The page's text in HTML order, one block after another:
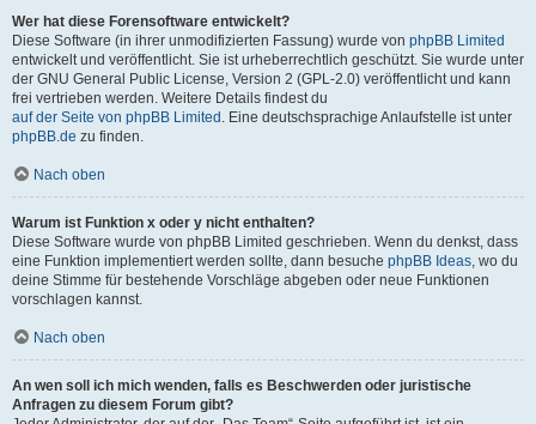
Wer hat diese Forensoftware entwickelt?
Diese Software (in ihrer unmodifizierten Fassung) wurde von phpBB Limited
entwickelt und veröffentlicht. Sie ist urheberrechtlich geschützt. Sie wurde unter
der GNU General Public License, Version 2 (GPL-2.0) veröffentlicht und kann
frei vertrieben werden. Weitere Details findest du
auf der Seite von phpBB Limited . Eine deutschsprachige Anlaufstelle ist unter
phpBB.de zu finden.
Nach oben
Warum ist Funktion x oder y nicht enthalten?
Diese Software wurde von phpBB Limited geschrieben. Wenn du denkst, dass
eine Funktion implementiert werden sollte, dann besuche phpBB Ideas, wo du
deine Stimme für bestehende Vorschläge abgeben oder neue Funktionen
vorschlagen kannst.
Nach oben
An wen soll ich mich wenden, falls es Beschwerden oder juristische
Anfragen zu diesem Forum gibt?